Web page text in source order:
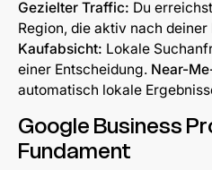
Gezielter Traffic: Du
Region, die aktiv nach
Kaufabsicht: Lokale
einer Entscheidung. Near-
automatisch lokale
Google Business
Fundament